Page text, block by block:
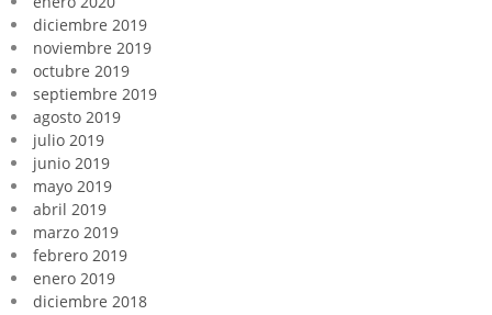
diciembre 2019
noviembre 2019
octubre 2019
septiembre 2019
agosto 2019
julio 2019
junio 2019
mayo 2019
abril 2019
marzo 2019
febrero 2019
enero 2019
diciembre 2018